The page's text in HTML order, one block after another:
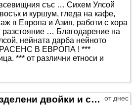
със … Сихем Улсой
и куршум, гледа на кафе,
в Европа и Азия, работи с хора
разстояние … Благодарение на
нейната дарба нейното
В ЕВРОПА ! ***
*** от различни етноси и
от днес
Ходжа Мустафа е специалист в събирането на разделени двойки и семейства